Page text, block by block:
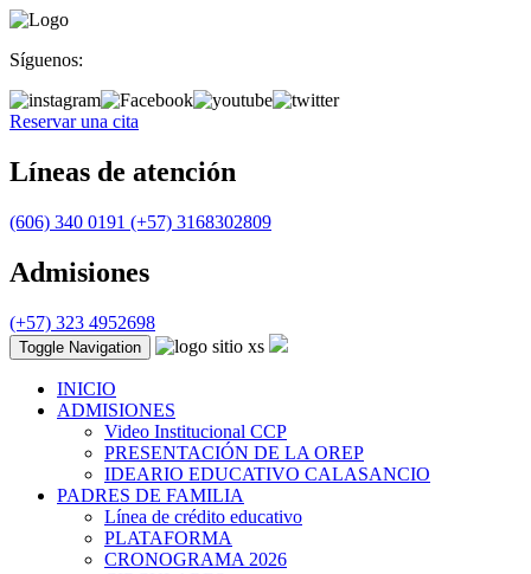
Síguenos:
Reservar una cita
Líneas de atención
(606) 340 0191 (+57) 3168302809
Admisiones
(+57) 323 4952698
Toggle Navigation
INICIO
ADMISIONES
Video Institucional CCP
PRESENTACIÓN DE LA OREP
IDEARIO EDUCATIVO CALASANCIO
PADRES DE FAMILIA
Línea de crédito educativo
PLATAFORMA
CRONOGRAMA 2026